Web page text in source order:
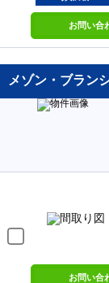
お問い合
メゾン・ブラン
お問い合